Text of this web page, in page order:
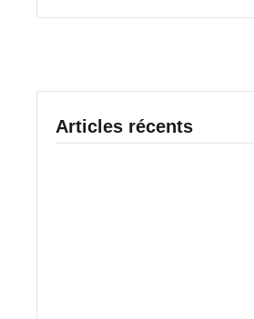
Articles récents